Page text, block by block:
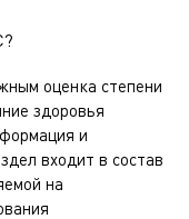
оценка степени
здоровья
и
входит в состав
на